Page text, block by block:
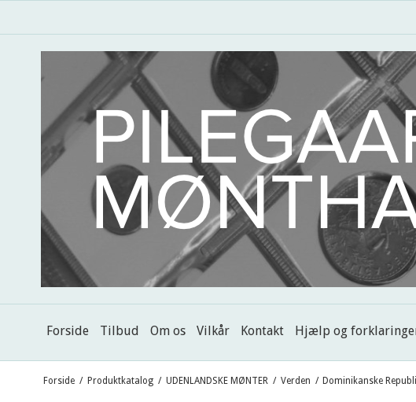
Forside Tilbud Om os Vilkår Kontakt Hjælp og
Forside / Produktkatalog / UDENLANDSKE MØNTER / Verden / Dominikanske